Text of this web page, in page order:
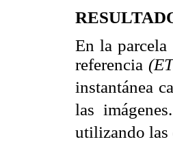
En la
referencia (ET
instantánea
las
utilizando las